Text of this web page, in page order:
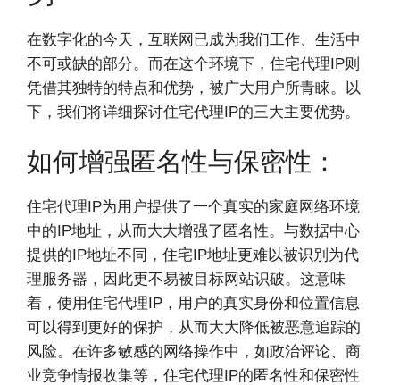
在数字化的今天，互联网已成为我们工作、生活中
不可或缺的部分。而在这个环境下，住宅代理IP则
凭借其独特的特点和优势，被广大用户所青睐。以
下，我们将详细探讨住宅代理IP的三大主要优势。
如何增强匿名性与保密性：
住宅代理IP为用户提供了一个真实的家庭网络环境
中的IP地址，从而大大增强了匿名性。与数据中心
提供的IP地址不同，住宅IP地址更难以被识别为代
理服务器，因此更不易被目标网站识破。这意味
着，使用住宅代理IP，用户的真实身份和位置信息
可以得到更好的保护，从而大大降低被恶意追踪的
风险。在许多敏感的网络操作中，如政治评论、商
业竞争情报收集等，住宅代理IP的匿名性和保密性